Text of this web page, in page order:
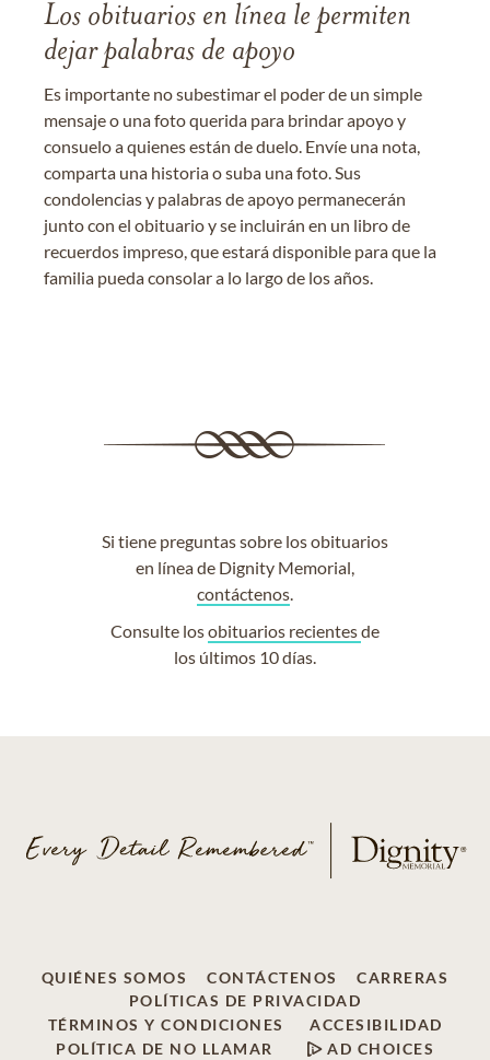
Los obituarios en línea le permiten
dejar palabras de apoyo
Es importante no subestimar el poder de un simple
mensaje o una foto querida para brindar apoyo y
consuelo a quienes están de duelo. Envíe una nota,
comparta una historia o suba una foto. Sus
condolencias y palabras de apoyo permanecerán
junto con el obituario y se incluirán en un libro de
recuerdos impreso, que estará disponible para que la
familia pueda consolar a lo largo de los años.
Si tiene preguntas sobre los obituarios
en línea de Dignity Memorial,
contáctenos.
Consulte losobituarios recientesde
los últimos 10 días.
QUIÉNES SOMOS CONTÁCTENOS
CARRERAS
POLÍTICAS DE PRIVACIDAD
TÉRMINOS Y CONDICIONES
ACCESIBILIDAD
POLÍTICA DE NO LLAMAR
AD CHOICES